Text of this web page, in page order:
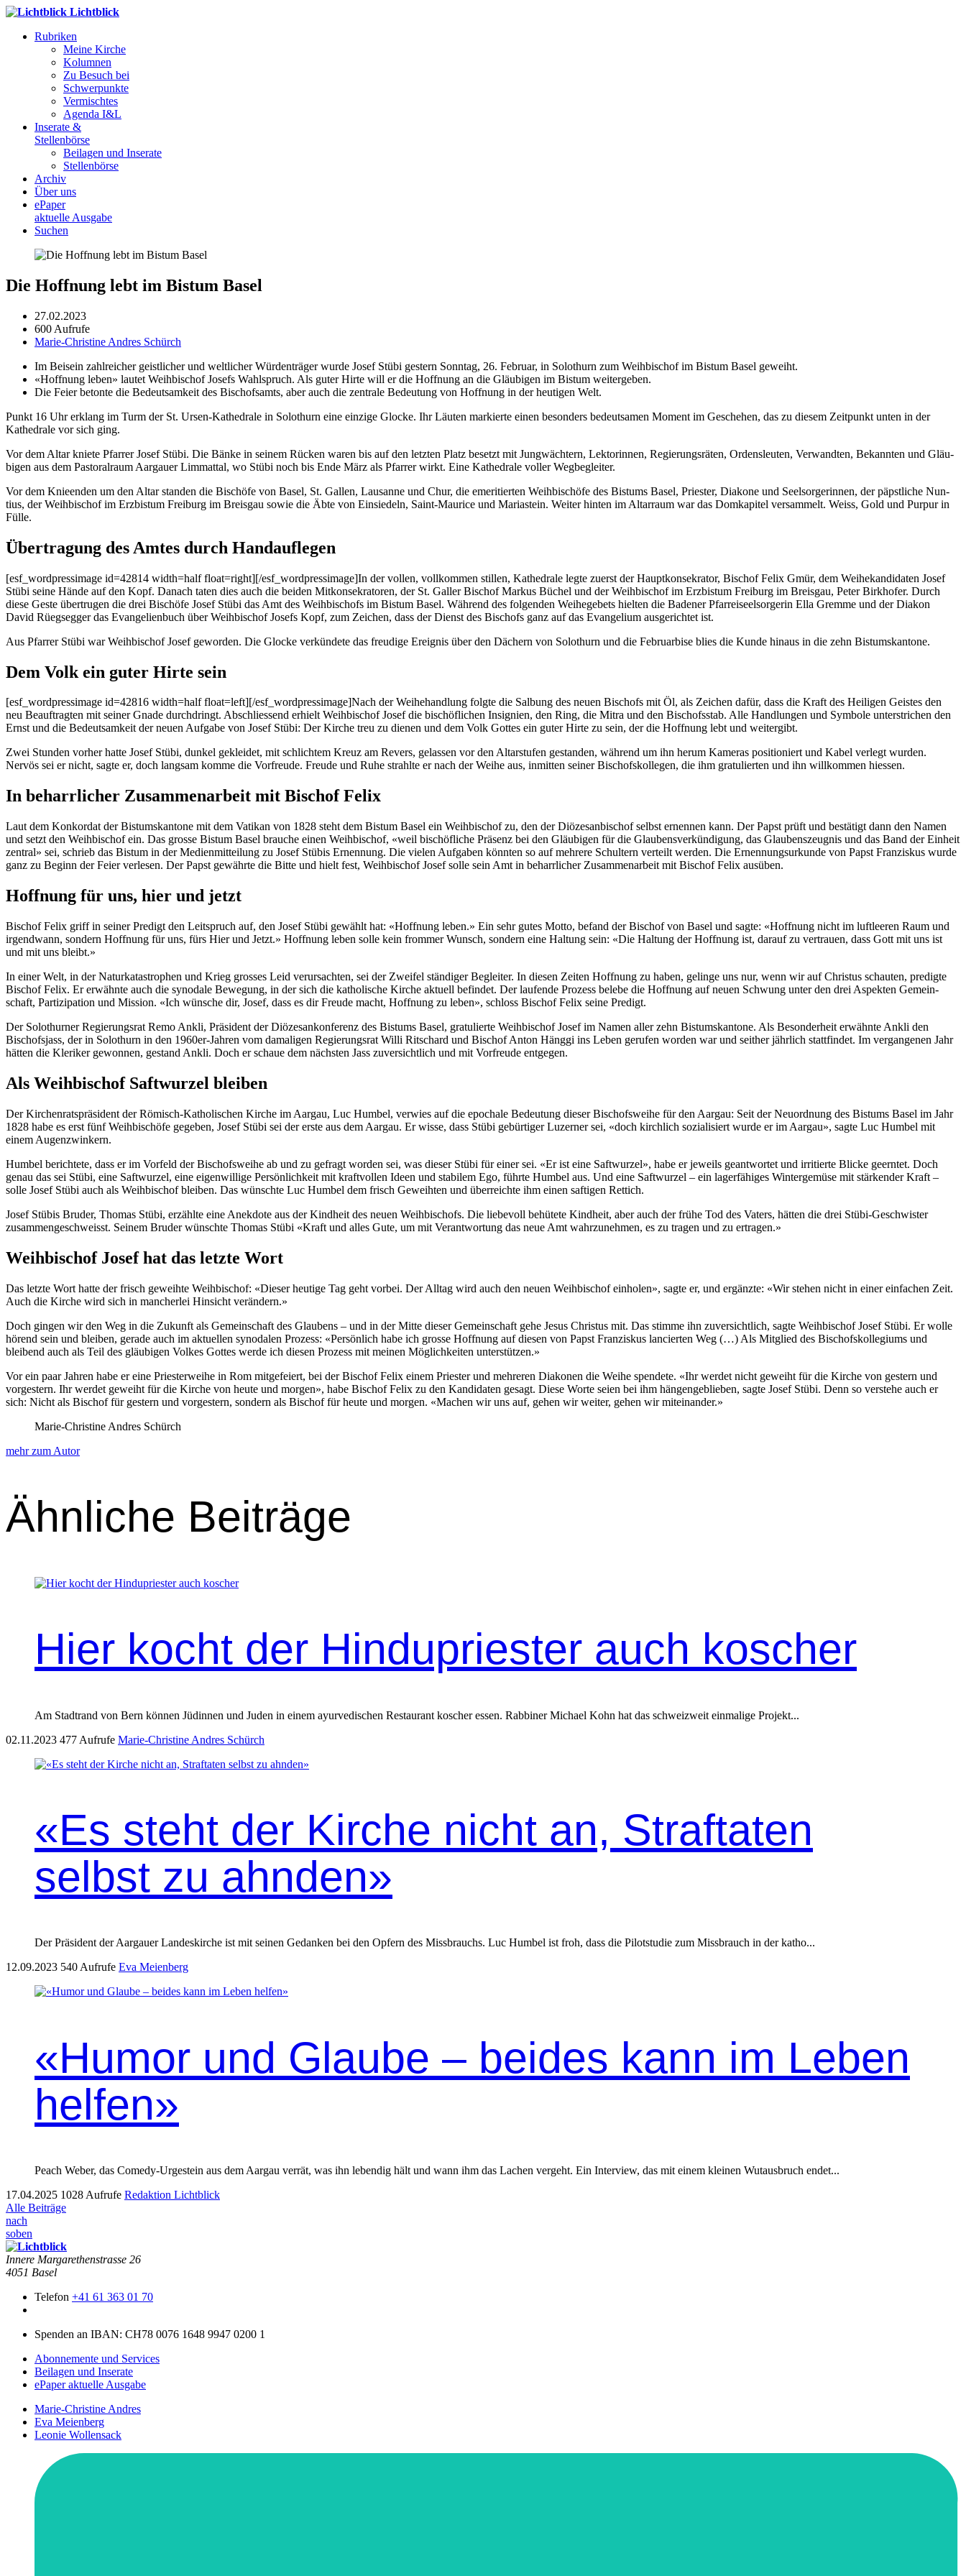
Lichtblick
Rubriken
Meine Kirche
Kolumnen
Zu Besuch bei
Schwerpunkte
Vermischtes
Agenda I&L
Inserate &
Stellenbörse
Beilagen und Inserate
Stellenbörse
Archiv
Über uns
ePaper
aktuelle Ausgabe
Suchen
Die Hoffnung lebt im Bistum Basel
27.02.2023
600 Aufrufe
Marie-Christine Andres Schürch
Im Bei­sein zahlre­ich­er geistlich­er und weltlich­er Wür­den­träger wurde Josef Stübi gestern Son­ntag, 26. Feb­ru­ar, in Solothurn zum Wei­h­bischof im Bis­tum Basel gewei­ht.
«Hoff­nung leben» lautet Wei­h­bischof Josefs Wahlspruch. Als guter Hirte will er die Hoff­nung an die Gläu­bi­gen im Bis­tum weit­ergeben.
Die Feier betonte die Bedeut­samkeit des Bischof­samts, aber auch die zen­trale Bedeu­tung von Hoff­nung in der heuti­gen Welt.
Punkt 16 Uhr erk­lang im Turm der St. Ursen-Kathe­drale in Solothurn eine einzige Glocke. Ihr Läuten markierte einen beson­ders bedeut­samen Moment im Geschehen, das zu diesem Zeit­punkt unten in der
Kathe­drale vor sich ging.
Vor dem Altar kni­ete Pfar­rer Josef Stübi. Die Bänke in seinem Rück­en waren bis auf den let­zten Platz beset­zt mit Jung­wächtern, Lek­torin­nen, Regierungsräten, Ordensleuten, Ver­wandten, Bekan­nten und Gläu­
bi­gen aus dem Pas­toral­raum Aar­gauer Lim­mat­tal, wo Stübi noch bis Ende März als Pfar­rer wirkt. Eine Kathe­drale voller Weg­be­gleit­er.
Vor dem Knieen­den um den Altar standen die Bis­chöfe von Basel, St. Gallen, Lau­sanne und Chur, die emer­i­tierten Wei­h­bis­chöfe des Bis­tums Basel, Priester, Diakone und Seel­sorg­erin­nen, der päp­stliche Nun­
tius, der Wei­h­bischof im Erzbis­tum Freiburg im Breis­gau sowie die Äbte von Ein­siedeln, Saint-Mau­rice und Mari­astein. Weit­er hin­ten im Altar­raum war das Domkapi­tel ver­sam­melt. Weiss, Gold und Pur­pur in
Fülle.
Übertragung des Amtes durch Handauflegen
[esf_wordpressimage id=42814 width=half float=right][/esf_wordpressimage]In der vollen, vol­lkom­men stillen, Kathe­drale legte zuerst der Haup­tkon­sekra­tor, Bischof Felix Gmür, dem Wei­hekan­di­dat­en Josef
Stübi seine Hände auf den Kopf. Danach tat­en dies auch die bei­den Mitkon­sekra­toren, der St. Galler Bischof Markus Büchel und der Wei­h­bischof im Erzbis­tum Freiburg im Breis­gau, Peter Birk­hofer. Durch
diese Geste übertru­gen die drei Bis­chöfe Josef Stübi das Amt des Wei­h­bischofs im Bis­tum Basel. Während des fol­gen­den Wei­hege­bets hiel­ten die Baden­er Pfar­reiseel­sorg­erin Ella Gremme und der Diakon
David Rüegseg­ger das Evan­gelien­buch über Wei­h­bischof Josefs Kopf, zum Zeichen, dass der Dienst des Bischofs ganz auf das Evan­geli­um aus­gerichtet ist.
Aus Pfar­rer Stübi war Wei­h­bischof Josef gewor­den. Die Glocke verkün­dete das freudi­ge Ereig­nis über den Däch­ern von Solothurn und die Feb­ru­ar­bise blies die Kunde hin­aus in die zehn Bis­tum­skan­tone.
Dem Volk ein guter Hirte sein
[esf_wordpressimage id=42816 width=half float=left][/esf_wordpressimage]Nach der Wei­he­hand­lung fol­gte die Sal­bung des neuen Bischofs mit Öl, als Zeichen dafür, dass die Kraft des Heili­gen Geistes den
neu Beauf­tragten mit sein­er Gnade durch­dringt. Abschliessend erhielt Wei­h­bischof Josef die bis­chöflichen Insignien, den Ring, die Mitra und den Bischof­sstab. Alle Hand­lun­gen und Sym­bole unter­strichen den
Ernst und die Bedeut­samkeit der neuen Auf­gabe von Josef Stübi: Der Kirche treu zu dienen und dem Volk Gottes ein guter Hirte zu sein, der die Hoff­nung lebt und weit­ergibt.
Zwei Stun­den vorher hat­te Josef Stübi, dunkel gek­lei­det, mit schlichtem Kreuz am Revers, gelassen vor den Altarstufen ges­tanden, während um ihn herum Kam­eras posi­tion­iert und Kabel ver­legt wur­den.
Nervös sei er nicht, sagte er, doch langsam komme die Vor­freude. Freude und Ruhe strahlte er nach der Wei­he aus, inmit­ten sein­er Bischof­skol­le­gen, die ihm grat­ulierten und ihn willkom­men hiessen.
In beharrlicher Zusammenarbeit mit Bischof Felix
Laut dem Konko­r­dat der Bis­tum­skan­tone mit dem Vatikan von 1828 ste­ht dem Bis­tum Basel ein Wei­h­bischof zu, den der Diöze­san­bischof selb­st ernen­nen kann. Der Papst prüft und bestätigt dann den Namen
und set­zt den Wei­h­bischof ein. Das grosse Bis­tum Basel brauche einen Wei­h­bischof, «weil bis­chöfliche Präsenz bei den Gläu­bi­gen für die Glaubensverkündi­gung, das Glauben­szeug­nis und das Band der Ein­heit
zen­tral» sei, schrieb das Bis­tum in der Medi­en­mit­teilung zu Josef Stübis Ernen­nung. Die vie­len Auf­gaben kön­nten so auf mehrere Schul­tern verteilt wer­den. Die Ernen­nung­surkunde von Papst Franziskus wurde
ganz zu Beginn der Feier ver­lesen. Der Papst gewährte die Bitte und hielt fest, Wei­h­bischof Josef solle sein Amt in behar­rlich­er Zusam­me­nar­beit mit Bischof Felix ausüben.
Hoffnung für uns, hier und jetzt
Bischof Felix griff in sein­er Predigt den Leit­spruch auf, den Josef Stübi gewählt hat: «Hoff­nung leben.» Ein sehr gutes Mot­to, befand der Bischof von Basel und sagte: «Hoff­nung nicht im luftleeren Raum und
irgend­wann, son­dern Hoff­nung für uns, fürs Hier und Jet­zt.» Hoff­nung leben solle kein from­mer Wun­sch, son­dern eine Hal­tung sein: «Die Hal­tung der Hoff­nung ist, darauf zu ver­trauen, dass Gott mit uns ist
und mit uns bleibt.»
In ein­er Welt, in der Naturkatas­tro­phen und Krieg gross­es Leid verur­sacht­en, sei der Zweifel ständi­ger Begleit­er. In diesen Zeit­en Hoff­nung zu haben, gelinge uns nur, wenn wir auf Chris­tus schaut­en, predigte
Bischof Felix. Er erwäh­nte auch die syn­odale Bewe­gung, in der sich die katholis­che Kirche aktuell befind­et. Der laufende Prozess belebe die Hoff­nung auf neuen Schwung unter den drei Aspek­ten Gemein­
schaft, Par­tizipa­tion und Mis­sion. «Ich wün­sche dir, Josef, dass es dir Freude macht, Hoff­nung zu leben», schloss Bischof Felix seine Predigt.
Der Solothurn­er Regierungsrat Remo Ankli, Präsi­dent der Diöze­sankon­ferenz des Bis­tums Basel, grat­ulierte Wei­h­bischof Josef im Namen aller zehn Bis­tum­skan­tone. Als Beson­der­heit erwäh­nte Ankli den
Bischof­s­jass, der in Solothurn in den 1960er-Jahren vom dama­li­gen Regierungsrat Willi Ritschard und Bischof Anton Häng­gi ins Leben gerufen wor­den war und sei­ther jährlich stat­tfind­et. Im ver­gan­genen Jahr
hät­ten die Klerik­er gewon­nen, ges­tand Ankli. Doch er schaue dem näch­sten Jass zuver­sichtlich und mit Vor­freude ent­ge­gen.
Als Weihbischof Saftwurzel bleiben
Der Kirchen­rat­spräsi­dent der Römisch-Katholis­chen Kirche im Aar­gau, Luc Hum­bel, ver­wies auf die epochale Bedeu­tung dieser Bischof­swei­he für den Aar­gau: Seit der Neuord­nung des Bis­tums Basel im Jahr
1828 habe es erst fünf Wei­h­bis­chöfe gegeben, Josef Stübi sei der erste aus dem Aar­gau. Er wisse, dass Stübi gebür­tiger Luzern­er sei, «doch kirch­lich sozial­isiert wurde er im Aar­gau», sagte Luc Hum­bel mit
einem Augen­zwinkern.
Hum­bel berichtete, dass er im Vor­feld der Bischof­swei­he ab und zu gefragt wor­den sei, was dieser Stübi für ein­er sei. «Er ist eine Saftwurzel», habe er jew­eils geant­wortet und irri­tierte Blicke geern­tet. Doch
genau das sei Stübi, eine Saftwurzel, eine eigen­willige Per­sön­lichkeit mit kraftvollen Ideen und sta­bilem Ego, führte Hum­bel aus. Und eine Saftwurzel – ein lager­fähiges Win­tergemüse mit stärk­ender Kraft –
solle Josef Stübi auch als Wei­h­bischof bleiben. Das wün­schte Luc Hum­bel dem frisch Gewei­ht­en und über­re­ichte ihm einen safti­gen Ret­tich.
Josef Stübis Brud­er, Thomas Stübi, erzählte eine Anek­dote aus der Kind­heit des neuen Wei­h­bischofs. Die liebevoll behütete Kind­heit, aber auch der frühe Tod des Vaters, hät­ten die drei Stübi-Geschwis­ter
zusam­mengeschweisst. Seinem Brud­er wün­schte Thomas Stübi «Kraft und alles Gute, um mit Ver­ant­wor­tung das neue Amt wahrzunehmen, es zu tra­gen und zu ertra­gen.»
Weihbischof Josef hat das letzte Wort
Das let­zte Wort hat­te der frisch gewei­hte Wei­h­bischof: «Dieser heutige Tag geht vor­bei. Der All­t­ag wird auch den neuen Wei­h­bischof ein­holen», sagte er, und ergänzte: «Wir ste­hen nicht in ein­er ein­fachen Zeit.
Auch die Kirche wird sich in mancher­lei Hin­sicht verän­dern.»
Doch gin­gen wir den Weg in die Zukun­ft als Gemein­schaft des Glaubens – und in der Mitte dieser Gemein­schaft gehe Jesus Chris­tus mit. Das stimme ihn zuver­sichtlich, sagte Wei­h­bischof Josef Stübi. Er wolle
hörend sein und bleiben, ger­ade auch im aktuellen syn­odalen Prozess: «Per­sön­lich habe ich grosse Hoff­nung auf diesen von Papst Franziskus lancierten Weg (…) Als Mit­glied des Bischof­skol­legiums und
bleibend auch als Teil des gläu­bi­gen Volkes Gottes werde ich diesen Prozess mit meinen Möglichkeit­en unter­stützen.»
Vor ein paar Jahren habe er eine Priester­wei­he in Rom mit­ge­feiert, bei der Bischof Felix einem Priester und mehreren Diako­nen die Wei­he spendete. «Ihr werdet nicht gewei­ht für die Kirche von gestern und
vorgestern. Ihr werdet gewei­ht für die Kirche von heute und mor­gen», habe Bischof Felix zu den Kan­di­dat­en gesagt. Diese Worte seien bei ihm hän­genge­blieben, sagte Josef Stübi. Denn so ver­ste­he auch er
sich: Nicht als Bischof für gestern und vorgestern, son­dern als Bischof für heute und mor­gen. «Machen wir uns auf, gehen wir weit­er, gehen wir miteinan­der.»
Marie-Christine Andres Schürch
mehr zum Autor
Ähnliche Beiträge
Hier kocht der Hindupriester auch koscher
Am Stad­trand von Bern kön­nen Jüdin­nen und Juden in einem ayurvedis­chen Restau­rant kosch­er essen. Rab­bin­er Michael Kohn hat das schweizweit ein­ma­lige Pro­jekt...
02.11.2023 477 Aufrufe Marie-Christine Andres Schürch
«Es steht der Kirche nicht an, Straftaten
selbst zu ahnden»
Der Präsi­dent der Aar­gauer Lan­deskirche ist mit seinen Gedanken bei den Opfern des Miss­brauchs. Luc Hum­bel ist froh, dass die Pilot­studie zum Miss­brauch in der katho...
12.09.2023 540 Aufrufe Eva Meienberg
«Humor und Glaube – beides kann im Leben
helfen»
Peach Weber, das Comedy-Urgestein aus dem Aargau verrät, was ihn lebendig hält und wann ihm das Lachen vergeht. ​Ein Interview, das mit einem kleinen Wutausbruch endet...
17.04.2025 1028 Aufrufe Redaktion Lichtblick
Alle Beiträge
nach
soben
Innere Mar­garethen­strasse 26
4051 Basel
Telefon +41 61 363 01 70
Spenden an IBAN: CH78 0076 1648 9947 0200 1
Abonnemente und Services
Beilagen und Inserate
ePaper aktuelle Ausgabe
Marie-Christine Andres
Eva Meienberg
Leonie Wollensack